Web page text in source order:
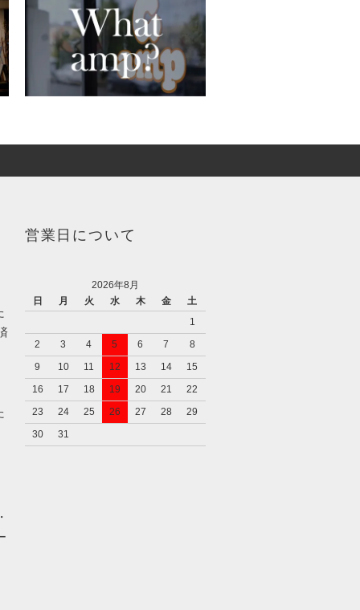
営業日について
2026年8月
日
月 火 水 木 金
土
1
2
3 4 5 6 7
8
9
10 11 12 13 14
15
16
17 18 19 20 21
22
23
24 25 26 27 28
29
30
31